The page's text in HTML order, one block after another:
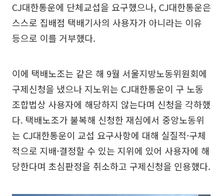
CJ대한통운에 단체교섭을 요구했으나, CJ대한통운은
스스로 집배점 택배기사의 사용자가 아니라는 이유
등으로 이를 거부했다.
이에 택배노조는 같은 해 9월 서울지방노동위원회에
구제신청을 냈으나 지노위는 CJ대한통운이 구 노동
조합법상 사용자에 해당하지 않는다며 신청을 각하했
다. 택배노조가 불복해 신청한 재심에서 중앙노동위
는 CJ대한통운이 교섭 요구사항에 대해 실질적·구체
적으로 지배·결정할 수 있는 지위에 있어 사용자에 해
당한다며 초심판정을 취소하고 구제신청을 인용했다.